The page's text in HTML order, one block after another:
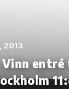
2013
Vinn